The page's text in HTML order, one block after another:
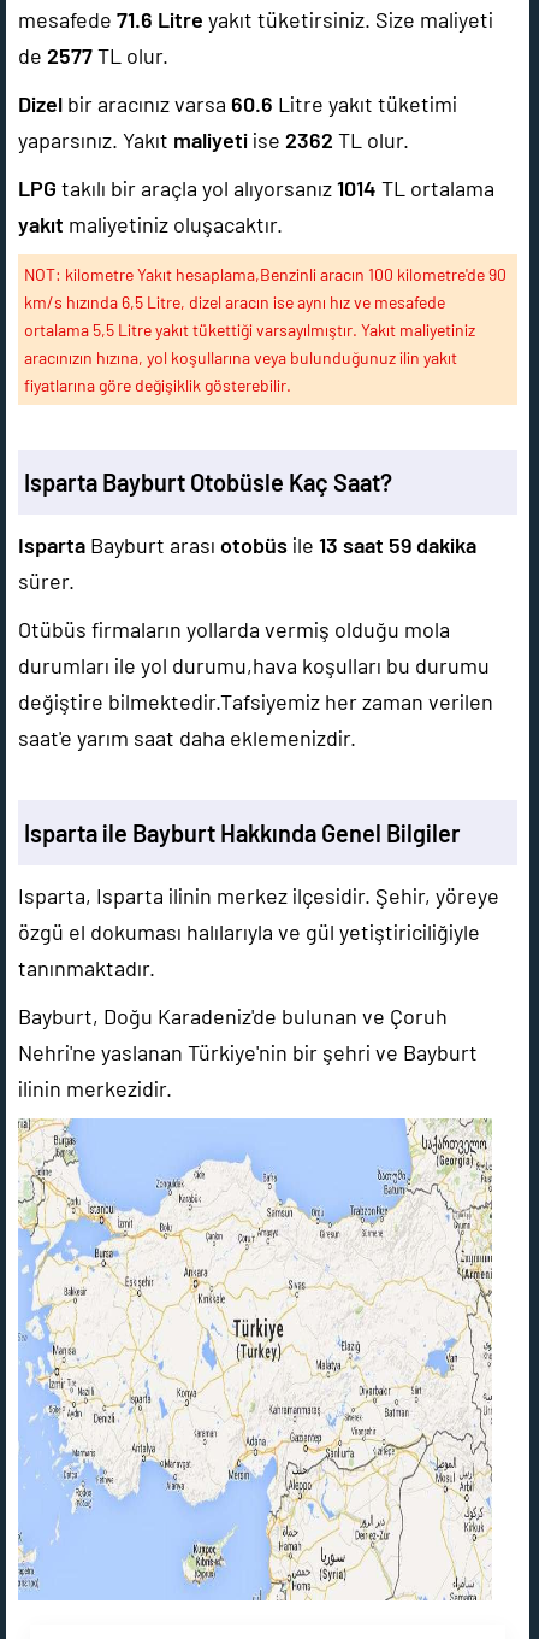
mesafede 71.6 Litre yakıt tüketirsiniz. Size maliyeti
de 2577TL olur.
Dizel bir aracınız varsa 60.6 Litre yakıt tüketimi
yaparsınız. Yakıt maliyeti ise 2362 TL olur.
LPG takılı bir araçla yol alıyorsanız1014 TL ortalama
yakıt maliyetiniz oluşacaktır.
NOT: kilometre Yakıt hesaplama,Benzinli aracın 100 kilometre'de 90
km/s hızında 6,5 Litre, dizel aracın ise aynı hız ve mesafede
ortalama 5,5 Litre yakıt tükettiği varsayılmıştır. Yakıt maliyetiniz
aracınızın hızına, yol koşullarına veya bulunduğunuz ilin yakıt
fiyatlarına göre değişiklik gösterebilir.
Isparta Bayburt Otobüsle Kaç Saat?
Isparta Bayburt arası otobüs ile 13 saat 59 dakika
sürer.
Otübüs firmaların yollarda vermiş olduğu mola
durumları ile yol durumu,hava koşulları bu durumu
değiştire bilmektedir.Tafsiyemiz her zaman verilen
saat'e yarım saat daha eklemenizdir.
Isparta ile Bayburt Hakkında Genel Bilgiler
Isparta, Isparta ilinin merkez ilçesidir. Şehir, yöreye
özgü el dokuması halılarıyla ve gül yetiştiriciliğiyle
tanınmaktadır.
Bayburt, Doğu Karadeniz'de bulunan ve Çoruh
Nehri'ne yaslanan Türkiye'nin bir şehri ve Bayburt
ilinin merkezidir.